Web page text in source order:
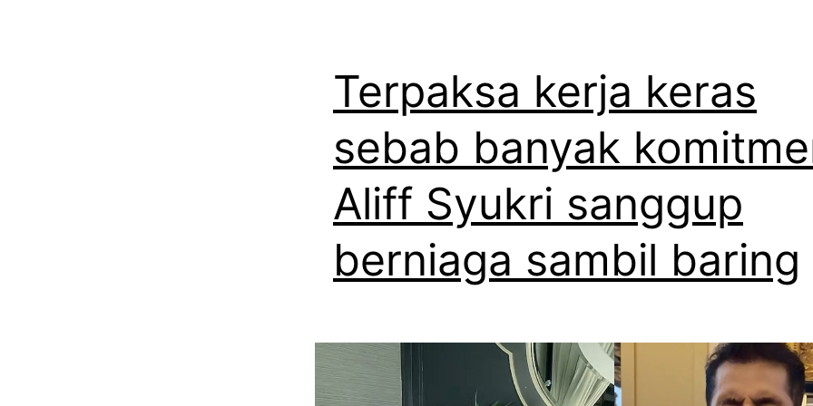
Terpaksa kerja keras
sebab banyak
Aliff Syukri sanggup
berniaga sambil baring